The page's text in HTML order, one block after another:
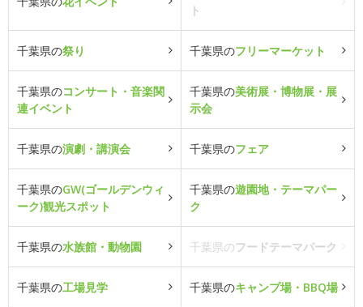
ト
千葉県の祭り 千葉県のフリーマーケット
千葉県のコンサート・音楽関
連イベント
千葉県の美術展・博物展・展
示会
千葉県の演劇・講演会 千葉県のフェア
千葉県のGW(ゴールデンウィ
ーク)観光スポット
千葉県の遊園地・テーマパー
ク
千葉県の水族館・動物園 千葉県のフードテーマパーク
千葉県の工場見学 千葉県のキャンプ場・BBQ場